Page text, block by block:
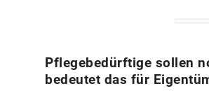
Pflegebedürftige sollen
bedeutet das für